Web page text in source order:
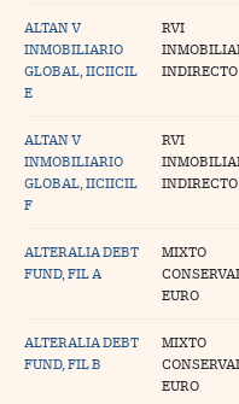
ALTAN V
INMOBILIARIO
GLOBAL, IICIICIL
E
RVI
INDIRECTO
ALTAN V
INMOBILIARIO
GLOBAL, IICIICIL
F
RVI
INDIRECTO
ALTERALIA DEBT
FUND, FIL A
MIXTO
EURO
ALTERALIA DEBT
FUND, FIL B
MIXTO
EURO